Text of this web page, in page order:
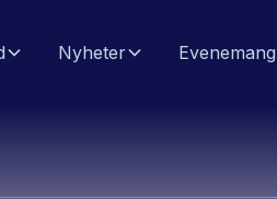
Nyheter Evenemang